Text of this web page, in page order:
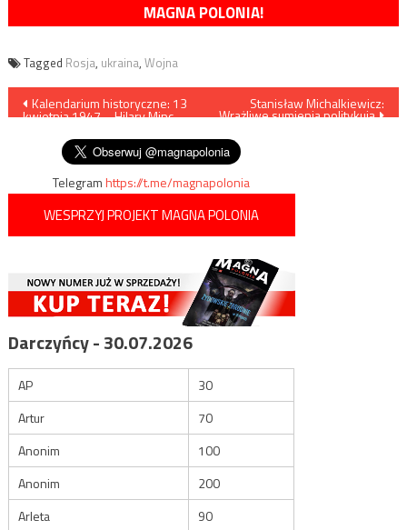
MAGNA POLONIA!
Tagged Rosja, ukraina, Wojna
Nawigacja
wpisu
Kalendarium historyczne: 13
kwietnia 1947 – Hilary Minc
Stanisław Michalkiewicz:
Wrażliwe sumienia politykują
Telegramhttps://t.me/magnapolonia
WESPRZYJ PROJEKT MAGNA POLONIA
Darczyńcy - 30.07.2026
AP
30
Artur
70
Anonim
100
Anonim
200
Arleta
90